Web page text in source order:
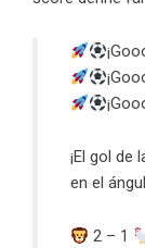
¡El gol de
en el
2 – 1